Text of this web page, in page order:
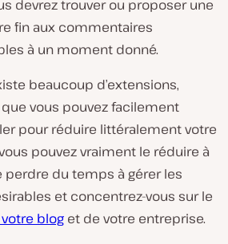
devrez trouver ou proposer une
fin aux commentaires
à un moment donné.
beaucoup d’extensions,
vous pouvez facilement
pour réduire littéralement votre
pouvez vraiment le réduire à
perdre du temps à gérer les
et concentrez-vous sur le
blog et de votre entreprise.